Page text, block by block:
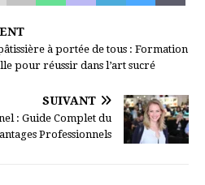
à portée de tous : Formation
pour réussir dans l’art sucré
SUIVANT
: Guide Complet du
Professionnels